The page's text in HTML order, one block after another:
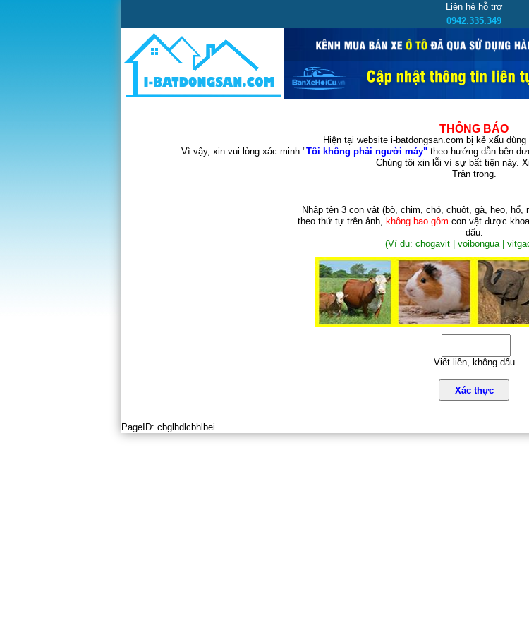
Liên hệ hỗ trợ
0942.335.349
THÔNG BÁO
Hiện tại website i-batdongsan.com bị kẻ xấu
Vì vậy, xin vui lòng xác minh "Tôi không phải người máy"theo hướng dẫn bên
Chúng tôi xin lỗi vì sự bất tiện này.
Trân trọng.
Nhập tên 3 con vật (bò, chim, chó, chuột, gà, heo, hổ,
theo thứ tự trên ảnh, không bao gồm con vật được
dấu.
(Ví dụ: chogavit | voibongua |
Viết liền, không dấu
Xác thực
PageID: cbglhdlcbhlbei